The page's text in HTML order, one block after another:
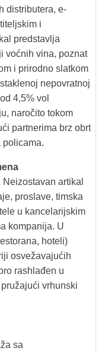
distributera, e-
i
predstavlja
voćnih vina, poznat
i prirodno slatkom
nepovratnoj
4,5% vol
naročito tokom
partnerima brz obrt
policama.
artikal
proslave, timska
u kancelarijskim
kompanija. U
hoteli)
osvežavajućih
rashlađen u
vrhunski
sa